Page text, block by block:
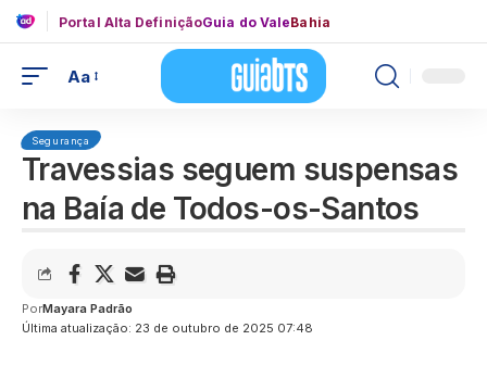
Portal Alta DefiniçãoGuia do ValeBahia
Aa
Segurança
Travessias seguem suspensas
na Baía de Todos-os-Santos
Última atualização: 23 de outubro de 2025 07:48
PorMayara Padrão